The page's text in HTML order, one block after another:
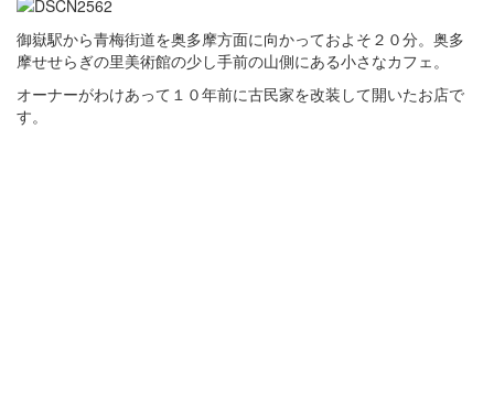
御嶽駅から青梅街道を奥多摩方面に向かっておよそ２０分。奥多
摩せせらぎの里美術館の少し手前の山側にある小さなカフェ。
オーナーがわけあって１０年前に古民家を改装して開いたお店で
す。